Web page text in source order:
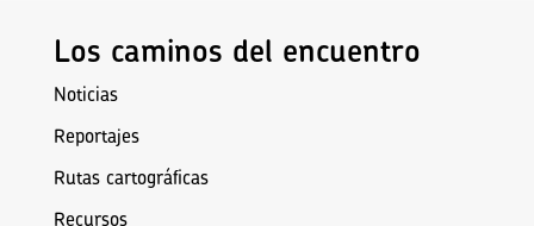
Los caminos del encuentro
Noticias
Reportajes
Rutas cartográficas
Recursos